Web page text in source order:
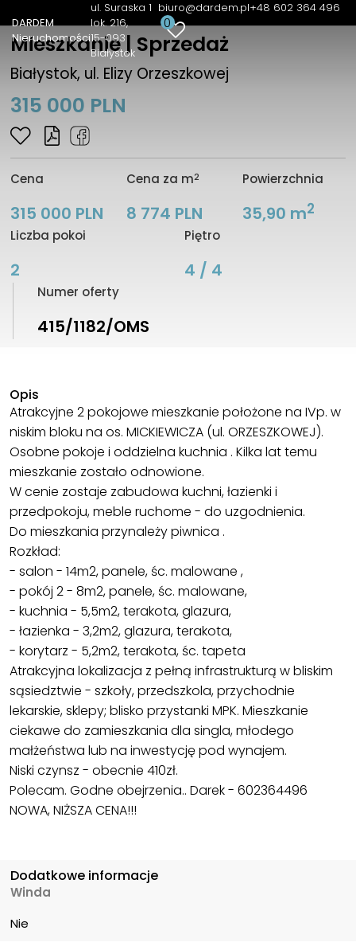
DARDEM
Nieruchomości
ul. Suraska 1
lok. 216
15-093
Białystok
biuro@dardem.pl+48 602 364 496
0
Mieszkanie | Sprzedaż
Białystok, ul. Elizy Orzeszkowej
315 000 PLN
Cena
315 000 PLN
Cena za m2
8 774 PLN
Powierzchnia
35,90 m2
Liczba pokoi
2
Piętro
4 / 4
Numer oferty
415/1182/OMS
Opis
Atrakcyjne 2 pokojowe mieszkanie położone na IVp. w
niskim bloku na os. MICKIEWICZA (ul. ORZESZKOWEJ).
Osobne pokoje i oddzielna kuchnia . Kilka lat temu
mieszkanie zostało odnowione.
W cenie zostaje zabudowa kuchni, łazienki i
przedpokoju, meble ruchome - do uzgodnienia.
Do mieszkania przynależy piwnica .
Rozkład:
- salon - 14m2, panele, śc. malowane ,
- pokój 2 - 8m2, panele, śc. malowane,
- kuchnia - 5,5m2, terakota, glazura,
- łazienka - 3,2m2, glazura, terakota,
- korytarz - 5,2m2, terakota, śc. tapeta
Atrakcyjna lokalizacja z pełną infrastrukturą w bliskim
sąsiedztwie - szkoły, przedszkola, przychodnie
lekarskie, sklepy; blisko przystanki MPK. Mieszkanie
ciekawe do zamieszkania dla singla, młodego
małżeństwa lub na inwestycję pod wynajem.
Niski czynsz - obecnie 410zł.
Polecam. Godne obejrzenia.. Darek - 602364496
NOWA, NIŻSZA CENA!!!
Dodatkowe informacje
Winda
Nie